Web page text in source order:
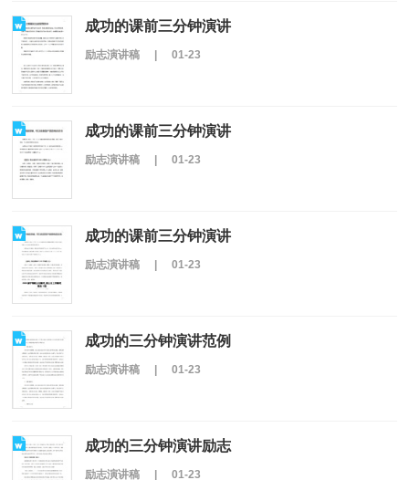
成功的课前三分钟演讲
励志演讲稿 01-23
成功的课前三分钟演讲
励志演讲稿 01-23
成功的课前三分钟演讲
励志演讲稿 01-23
成功的三分钟演讲范例
励志演讲稿 01-23
成功的三分钟演讲励志
励志演讲稿 01-23